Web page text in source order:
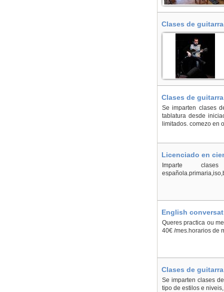
Clases de
Clases de
Se imparten clases
tablatura desde
limitados. comezo en
Licenciado en
Imparte clases
English
Queres practica ou
40€ /mes.horarios de
Clases de
Se imparten clases
tipo de estilos e